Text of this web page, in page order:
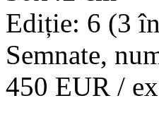
Ediție: 6 (3
Semnate,
450 EUR /